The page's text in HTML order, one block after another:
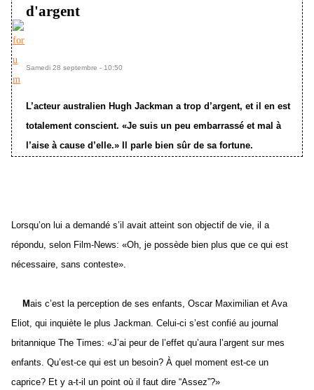
d'argent
Samedi 28 septembre - 10:50
L’acteur australien Hugh Jackman a trop d’argent, et il en est
totalement conscient. «Je suis un peu embarrassé et mal à
l’aise à cause d’elle.» Il parle bien sûr de sa fortune.
Lorsqu’on lui a demandé s’il avait atteint son objectif de vie, il a
répondu, selon Film-News: «Oh, je possède bien plus que ce qui est
nécessaire, sans conteste».
Mais c’est la perception de ses enfants, Oscar Maximilian et Ava
Eliot, qui inquiète le plus Jackman. Celui-ci s’est confié au journal
britannique The Times: «J’ai peur de l’effet qu’aura l’argent sur mes
enfants. Qu’est-ce qui est un besoin? À quel moment est-ce un
caprice? Et y a-t-il un point où il faut dire “Assez”?»